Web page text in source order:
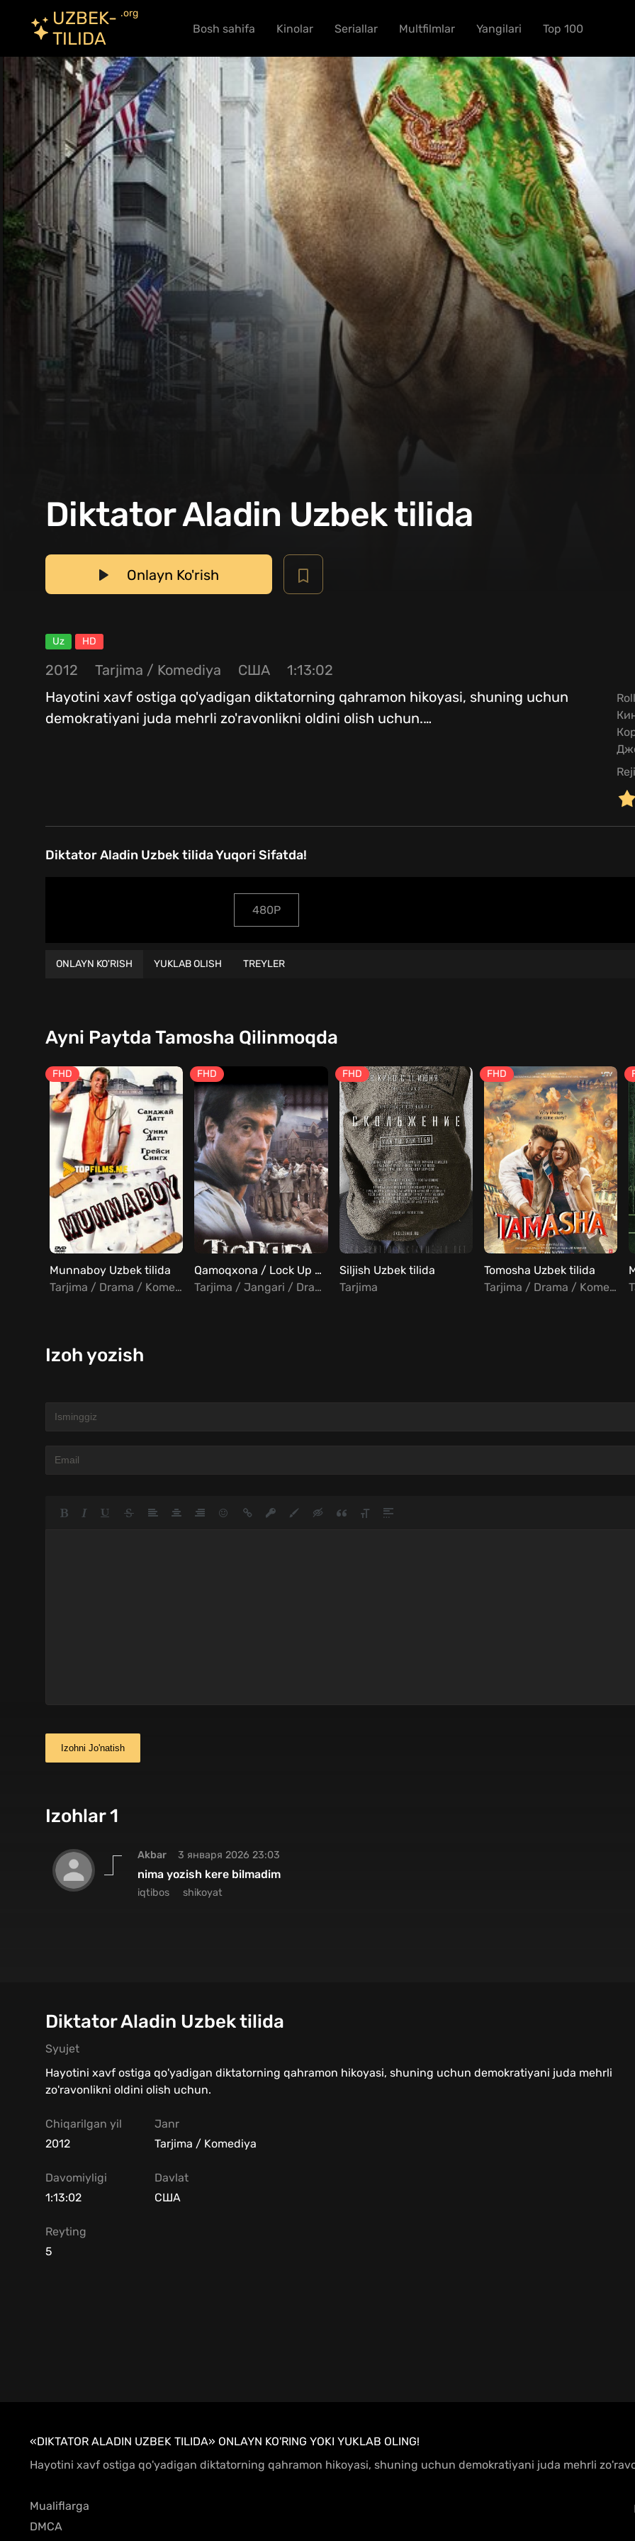
UZBEK-
TILIDA
.org
Bosh sahifa Kinolar Seriallar Multfilmlar Yangilari Top 100
Diktator Aladin Uzbek tilida
Onlayn Ko'rish
Uz HD
2012 Tarjima / Komediya США
1:13:02
Hayotini xavf ostiga qo'yadigan diktatorning qahramon hikoyasi, shuning uchun
demokratiyani juda mehrli zo'ravonlikni oldini olish uchun.…
Diktator Aladin Uzbek tilida Yuqori Sifatda!
480P
ONLAYN KO'RISH YUKLAB OLISH TREYLER
Ayni Paytda Tamosha Qilinmoqda
FHD
Munnaboy Uzbek tilida
Tarjima / Drama / Komediya / Hind
FHD
Qamoqxona / Lock Up Uzbek tilida
Tarjima / Jangari / Drama
FHD
Siljish Uzbek tilida
Tarjima
FHD
Tomosha Uzbek tilida
Tarjima / Drama / Komediya / Melodrama / Hind
Izoh yozish
Izohni Jo'natish
Izohlar 1
Akbar 3 января 2026 23:03
nima yozish kere bilmadim
iqtibos shikoyat
Diktator Aladin Uzbek tilida
Syujet
Hayotini xavf ostiga qo'yadigan diktatorning qahramon hikoyasi, shuning uchun demokratiyani juda mehrli
zo'ravonlikni oldini olish uchun.
Chiqarilgan yil
2012
Janr
Tarjima / Komediya
Davomiyligi
1:13:02
Davlat
США
Reyting
5
«DIKTATOR ALADIN UZBEK TILIDA» ONLAYN KO'RING YOKI YUKLAB OLING!
Hayotini xavf ostiga qo'yadigan diktatorning qahramon hikoyasi, shuning uchun demokratiyani juda mehrli
Mualiflarga
DMCA